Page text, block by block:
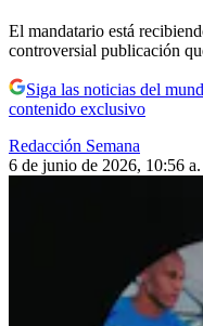
El mandatario está
controversial publicación
Siga las noticias del
contenido exclusivo
Redacción Semana
6 de junio de 2026, 10:56